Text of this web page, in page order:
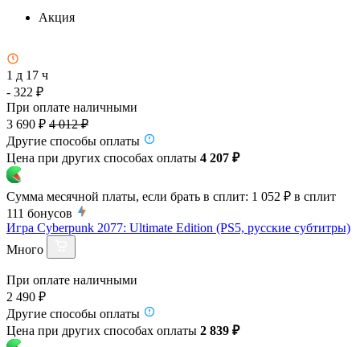
Акция
1 д 17 ч
- 322 ₽
При оплате наличными
3 690 ₽ 4 012 ₽
Другие способы оплаты
Цена при других способах оплаты 4 207 ₽
Сумма месячной платы, если брать в сплит: 1 052 ₽ в сплит
111 бонусов
Игра Cyberpunk 2077: Ultimate Edition (PS5, русские субтитры)
Много
При оплате наличными
2 490 ₽
Другие способы оплаты
Цена при других способах оплаты 2 839 ₽